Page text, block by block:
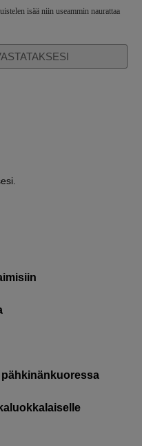
isää niin useammin naurattaa